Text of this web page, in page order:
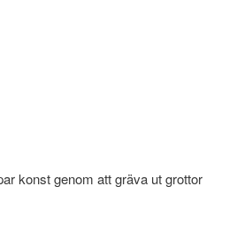
konst genom att gräva ut grottor